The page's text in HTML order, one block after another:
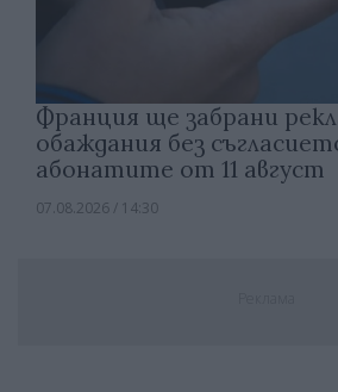
Франция ще забрани
обаждания без
абонатите от 11 август
07.08.2026 / 14:30